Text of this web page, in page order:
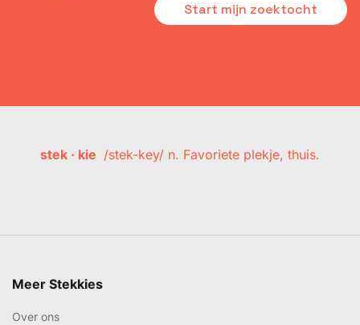
Start mijn zoektocht
stek · kie /stek-key/ n. Favoriete plekje, thuis.
Meer Stekkies
Over ons